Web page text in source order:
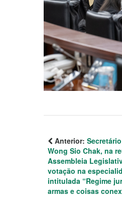
Anterior:
Wong Sio Chak, na
Assembleia
votação na
intitulada “Regime
armas e coisas